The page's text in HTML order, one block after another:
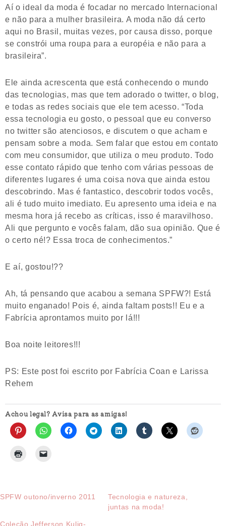
Aí o ideal da moda é focadar no mercado Internacional
e não para a mulher brasileira. A moda não dá certo
aqui no Brasil, muitas vezes, por causa disso, porque
se constrói uma roupa para a européia e não para a
brasileira”.
Ele ainda acrescenta que está conhecendo o mundo
das tecnologias, mas que tem adorado o twitter, o blog,
e todas as redes sociais que ele tem acesso. “Toda
essa tecnologia eu gosto, o pessoal que eu converso
no twitter são atenciosos, e discutem o que acham e
pensam sobre a moda. Sem falar que estou em contato
com meu consumidor, que utiliza o meu produto. Todo
esse contato rápido que tenho com várias pessoas de
diferentes lugares é uma coisa nova que ainda estou
descobrindo. Mas é fantastico, descobrir todos vocês,
ali é tudo muito imediato. Eu apresento uma ideia e na
mesma hora já recebo as críticas, isso é maravilhoso.
Ali que pergunto e vocês falam, dão sua opinião. Que é
o certo né!? Essa troca de conhecimentos.”
E aí, gostou!??
Ah, tá pensando que acabou a semana SPFW?! Está
muito enganado! Pois é, ainda faltam posts!! Eu e a
Fabrícia aprontamos muito por lá!!!
Boa noite leitores!!!
PS: Este post foi escrito por Fabrícia Coan e Larissa
Rehem
Achou legal? Avisa para as amigas!
SPFW outono/inverno 2011
Tecnologia e natureza,
juntas na moda!
Coleção Jefferson Kulig-